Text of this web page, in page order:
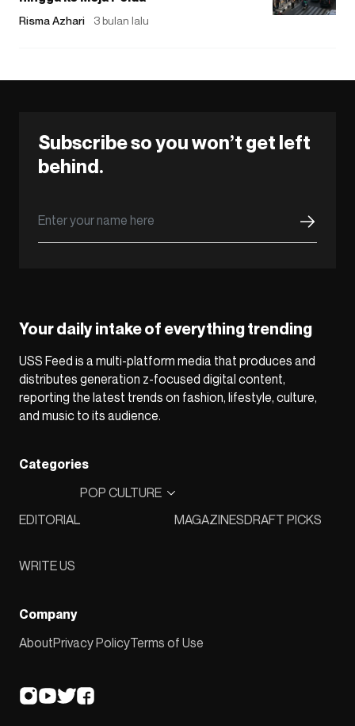
Risma Azhari 3 bulan lalu
Subscribe so you won’t get left
behind.
Your daily intake of everything trending
USS Feed is a multi-platform media that produces and
distributes generation z-focused digital content,
reporting the latest trends on fashion, lifestyle, culture,
and music to its audience.
Categories
EDITORIAL
POP CULTURE
MAGAZINESDRAFT PICKS
WRITE US
Company
AboutPrivacy PolicyTerms of Use